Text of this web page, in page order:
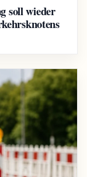
soll wieder